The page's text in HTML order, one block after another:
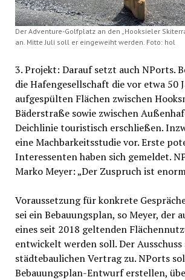
Der Adventure-Golfplatz an den „Hooksieler
an. Mitte Juli soll er eingeweiht werden. Foto: hol
3. Projekt: Darauf setzt auch NPorts.
die Hafengesellschaft die vor etwa 50
aufgespülten Flächen zwischen
Bäderstraße sowie zwischen
Deichlinie touristisch erschließen.
eine Machbarkeitsstudie vor. Erste
Interessenten haben sich gemeldet.
Marko Meyer: „Der Zuspruch ist
Voraussetzung für konkrete
sei ein Bebauungsplan, so Meyer, der
eines seit 2018 geltenden
entwickelt werden soll. Der
städtebaulichen Vertrag zu. NPorts
Bebauungsplan-Entwurf erstellen,